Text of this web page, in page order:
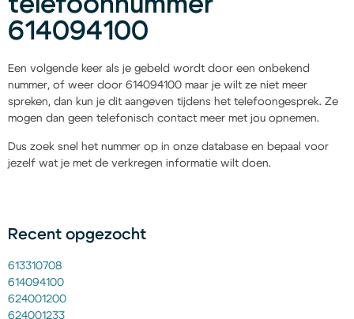
614094100
Een volgende keer als je gebeld wordt door een onbekend
nummer, of weer door 614094100 maar je wilt ze niet meer
spreken, dan kun je dit aangeven tijdens het telefoongesprek. Ze
mogen dan geen telefonisch contact meer met jou opnemen.
Dus zoek snel het nummer op in onze database en bepaal voor
jezelf wat je met de verkregen informatie wilt doen.
Recent opgezocht
613310708
614094100
624001200
624001233